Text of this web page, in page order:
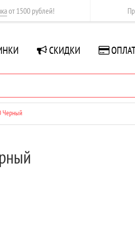
от 1500 рублей!
СКИДКИ
Черный